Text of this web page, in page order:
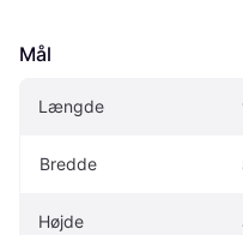
Mål
Længde
Bredde
Højde